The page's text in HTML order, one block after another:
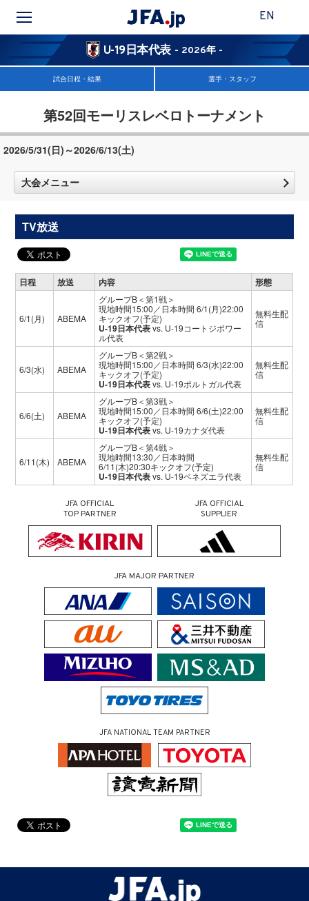
EN
U-19日本代表 - 2026年 -
試合日程・結果 選手・スタッフ
第52回モーリスレベロトーナメント
2026/5/31(日)～2026/6/13(土)
大会メニュー
TV放送
日程 放送 内容 形態
6/1(月) ABEMA
グループB＜第1戦＞
現地時間15:00／日本時間 6/1(月)22:00
キックオフ(予定)
U-19日本代表vs. U-19コートジボワー
ル代表
無料生配
信
6/3(水) ABEMA
グループB＜第2戦＞
現地時間15:00／日本時間 6/3(水)22:00
キックオフ(予定)
U-19日本代表vs. U-19ポルトガル代表
無料生配
信
6/6(土) ABEMA
グループB＜第3戦＞
現地時間15:00／日本時間 6/6(土)22:00
キックオフ(予定)
U-19日本代表vs. U-19カナダ代表
無料生配
信
6/11(木) ABEMA
グループB＜第4戦＞
現地時間13:30／日本時間
6/11(木)20:30キックオフ(予定)
U-19日本代表vs. U-19ベネズエラ代表
無料生配
信
JFA OFFICIAL
TOP PARTNER
JFA OFFICIAL
SUPPLIER
JFA MAJOR PARTNER
JFA NATIONAL TEAM PARTNER